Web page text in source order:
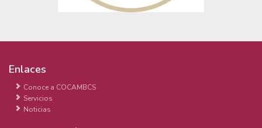
Enlaces
Conoce a COCAMBCS
Servicios
Noticias